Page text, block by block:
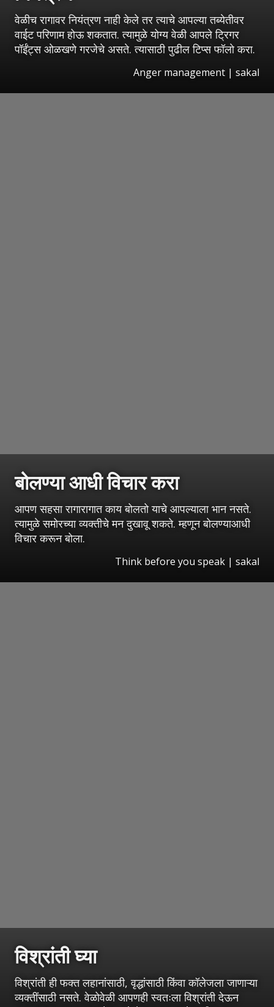
वेळीच रागावर नियंत्रण नाही केले तर त्याचे आपल्या तब्येतीवर
वाईट परिणाम होऊ शकतात. त्यामुळे योग्य वेळी आपले ट्रिगर
पॉईंट्स ओळखणे गरजेचे असते. त्यासाठी पुढील टिप्स फॉलो करा.
Anger management | sakal
बोलण्या आधी विचार करा
आपण सहसा रागारागात काय बोलतो याचे आपल्याला भान नसते.
त्यामुळे समोरच्या व्यक्तीचे मन दुखावू शकते. म्हणून बोलण्याआधी
विचार करून बोला.
Think before you speak | sakal
विश्रांती घ्या
विश्रांती ही फक्त लहानांसाठी, वृद्धांसाठी किंवा कॉलेजला जाणाऱ्या
व्यक्तींसाठी नसते. वेळोवेळी आपणही स्वतःला विश्रांती देऊन